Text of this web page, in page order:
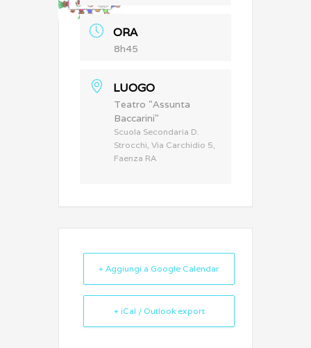
ORA
8h45
LUOGO
Teatro "Assunta
Baccarini"
Scuola Secondaria D.
Strocchi, Via Carchidio 5,
Faenza RA
+ Aggiungi a Google Calendar
+ iCal / Outlook export